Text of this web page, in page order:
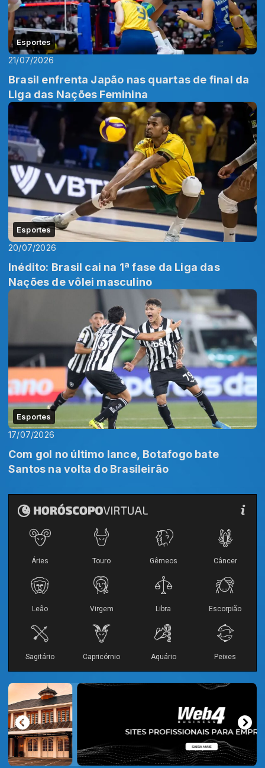
Esportes
21/07/2026
Brasil enfrenta Japão nas quartas de final da
Liga das Nações Feminina
Esportes
20/07/2026
Inédito: Brasil cai na 1ª fase da Liga das
Nações de vôlei masculino
Esportes
17/07/2026
Com gol no último lance, Botafogo bate
Santos na volta do Brasileirão